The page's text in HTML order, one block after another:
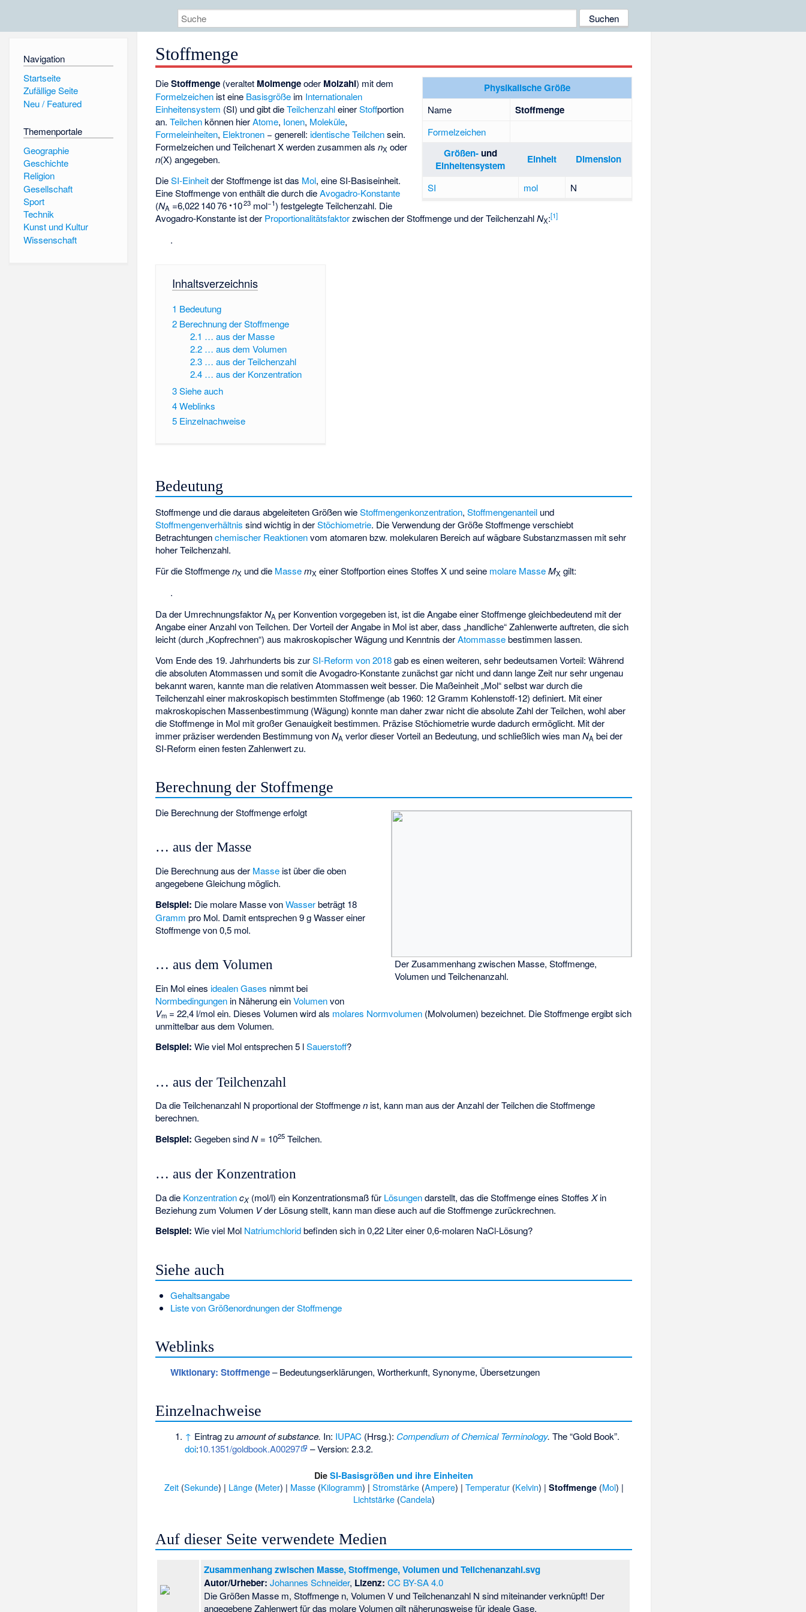
Navigation
Startseite
Zufällige Seite
Neu / Featured
Themenportale
Geographie
Geschichte
Religion
Gesellschaft
Sport
Technik
Kunst und Kultur
Wissenschaft
Stoffmenge
Physikalische Größe
Name Stoffmenge
Formelzeichen
Größen-und
Einheitensystem
Einheit Dimension
SI mol N
DieStoffmenge (veraltet Molmengeoder Molzahl) mit dem
Formelzeichen ist eine Basisgröße im Internationalen
Einheitensystem (SI) und gibt dieTeilchenzahleinerStoffportion
an.Teilchenkönnen hierAtome, Ionen, Moleküle,
Formeleinheiten, Elektronen − generell: identische Teilchensein.
Formelzeichen und Teilchenart X werden zusammen alsnX oder
n(X) angegeben.
DieSI-Einheitder Stoffmenge ist das Mol, eine SI-Basiseinheit.
Eine Stoffmenge vonenthält die durch dieAvogadro-Konstante
(NA =6 02214076 e 23mol−1) festgelegte Teilchenzahl. Die
Avogadro-Konstante ist der Proportionalitätsfaktorzwischen der Stoffmenge und der TeilchenzahlNX:[1]
.
Inhaltsverzeichnis
1 Bedeutung
2 Berechnung der Stoffmenge
2.1 … aus der Masse
2.2 … aus dem Volumen
2.3 … aus der Teilchenzahl
2.4 … aus der Konzentration
3Siehe auch
4Weblinks
5 Einzelnachweise
Bedeutung
Stoffmenge und die daraus abgeleiteten Größen wieStoffmengenkonzentration,Stoffmengenanteil und
Stoffmengenverhältnis sind wichtig in derStöchiometrie. Die Verwendung der Größe Stoffmenge verschiebt
Betrachtungenchemischer Reaktionenvom atomaren bzw. molekularen Bereich auf wägbare Substanzmassen mit sehr
hoher Teilchenzahl.
Für die StoffmengenX und die Masse mX einer Stoffportion eines Stoffes X und seine molare Masse MX gilt:
.
Da der UmrechnungsfaktorNA per Konvention vorgegeben ist, ist die Angabe einer Stoffmenge gleichbedeutend mit der
Angabe einer Anzahl von Teilchen. Der Vorteil der Angabe in Mol ist aber, dass „handliche“ Zahlenwerte auftreten, die sich
leicht (durch „Kopfrechnen“) aus makroskopischer Wägung und Kenntnis derAtommassebestimmen lassen.
Vom Ende des 19. Jahrhunderts bis zurSI-Reform von 2018gab es einen weiteren, sehr bedeutsamen Vorteil: Während
die absoluten Atommassen und somit die Avogadro-Konstante zunächst gar nicht und dann lange Zeit nur sehr ungenau
bekannt waren, kannte man die relativen Atommassen weit besser. Die Maßeinheit „Mol“ selbst war durch die
Teilchenzahl einer makroskopisch bestimmten Stoffmenge (ab 1960: 12 Gramm Kohlenstoff-12) definiert. Mit einer
makroskopischen Massenbestimmung (Wägung) konnte man daher zwar nicht die absolute Zahl der Teilchen, wohl aber
die Stoffmenge in Mol mit großer Genauigkeit bestimmen. Präzise Stöchiometrie wurde dadurch ermöglicht. Mit der
immer präziser werdenden Bestimmung vonNA verlor dieser Vorteil an Bedeutung, und schließlich wies manNA bei der
SI-Reform einen festen Zahlenwert zu.
Berechnung der Stoffmenge
Der Zusammenhang zwischen Masse, Stoffmenge,
Volumen und Teilchenanzahl.
Die Berechnung der Stoffmenge erfolgt
… aus der Masse
Die Berechnung aus der Masse ist über die oben
angegebene Gleichung möglich.
Beispiel: Die molare Masse vonWasserbeträgt 18
Gramm pro Mol. Damit entsprechen 9 g Wasser einer
Stoffmenge von 0,5 mol.
… aus dem Volumen
Ein Mol eines idealen Gases nimmt bei
Normbedingungen in Näherung einVolumenvon
Vm = 22,4 l/mol ein. Dieses Volumen wird als molares Normvolumen (Molvolumen) bezeichnet. Die Stoffmenge ergibt sich
unmittelbar aus dem Volumen.
Beispiel:Wie viel Mol entsprechen 5 lSauerstoff?
… aus der Teilchenzahl
Da dieTeilchenanzahl N proportional der Stoffmengen ist, kann man aus der Anzahl der Teilchen die Stoffmenge
berechnen.
Beispiel: Gegeben sindN= 1025 Teilchen.
… aus der Konzentration
Da die Konzentration cX(mol/l) ein Konzentrationsmaß für Lösungendarstellt, das die Stoffmenge eines StoffesXin
Beziehung zum Volumen Vder Lösung stellt, kann man diese auch auf die Stoffmenge zurückrechnen.
Beispiel: Wie viel Mol Natriumchloridbefinden sich in 0,22 Liter einer 0,6-molaren NaCl-Lösung?
Siehe auch
Gehaltsangabe
Liste von Größenordnungen der Stoffmenge
Weblinks
Wiktionary: Stoffmenge– Bedeutungserklärungen, Wortherkunft, Synonyme, Übersetzungen
Einzelnachweise
↑ Eintrag zuamount of substance. In: IUPAC (Hrsg.): Compendium of Chemical Terminology. The “Gold Book”.
doi:10.1351/goldbook.A00297 – Version: 2.3.2.
DieSI-Basisgrößen und ihre Einheiten
Zeit(Sekunde) | Länge(Meter) | Masse(Kilogramm) | Stromstärke(Ampere) | Temperatur(Kelvin) | Stoffmenge(Mol) |
Lichtstärke(Candela)
Auf dieser Seite verwendete Medien
Zusammenhang zwischen Masse, Stoffmenge, Volumen und Teilchenanzahl.svg
Autor/Urheber: Johannes Schneider, Lizenz: CC BY-SA 4.0
Die Größen Masse m, Stoffmenge n, Volumen V und Teilchenanzahl N sind miteinander verknüpft! Der
angegebene Zahlenwert für das molare Volumen gilt näherungsweise für ideale Gase.